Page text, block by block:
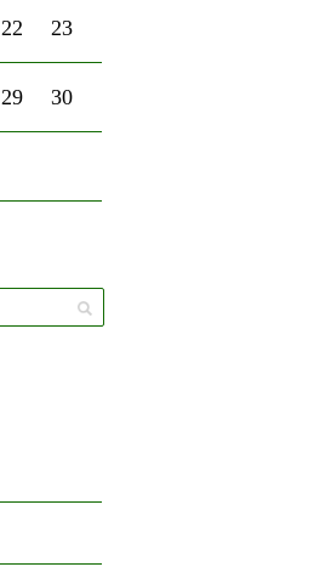
22 23
29 30